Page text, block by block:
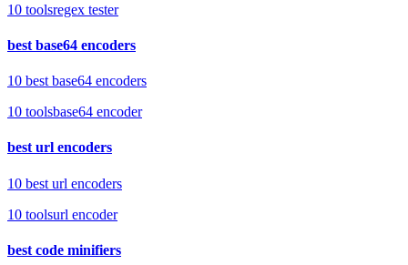
10 toolsregex tester
best base64 encoders
10 best base64 encoders
10 toolsbase64 encoder
best url encoders
10 best url encoders
10 toolsurl encoder
best code minifiers